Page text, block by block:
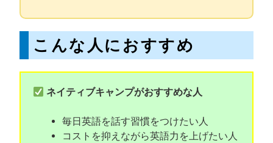
こんな人におすすめ
ネイティブキャンプがおすすめな人
毎日英語を話す習慣をつけたい人
コストを抑えながら英語力を上げたい人